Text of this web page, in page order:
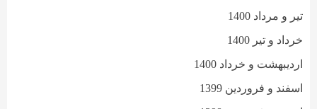
تیر و مرداد 1400
خرداد و تیر 1400
اردیبهشت و خرداد 1400
اسفند و فروردین 1399